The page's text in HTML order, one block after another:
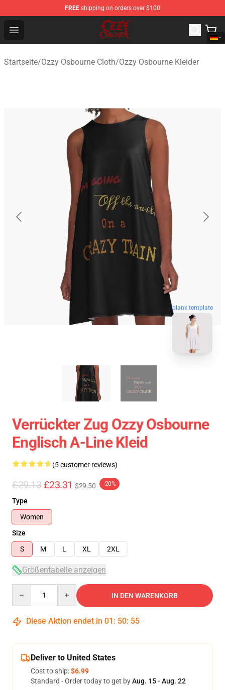
FREE shipping on orders over $100
Open menu
Ozzy Osbourne Store - Official Ozzy Osbourne
Startseite/Ozzy Osbourne Cloth/Ozzy Osbourne Kleider
blank template
Verrückter Zug Ozzy Osbourne
Englisch A-Line Kleid
(5 customer reviews)
£29.13 £23.31 $29.50 -20%
Type
Women
Size
S
M L XL 2XL
Größentabelle anzeigen
IN DEN WARENKORB
Diese Aktion endet in 01 : 50: 54
Deliver to United States
Cost to ship:$6.99
Standard - Order today to get byAug. 15 - Aug. 22